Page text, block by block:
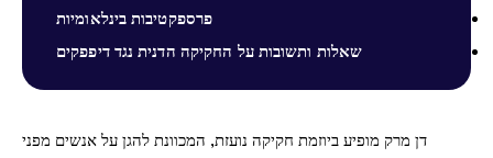
פרספקטיבות בינלאומיות
שאלות ותשובות על החקיקה הדנית נגד דיפפקים
דן מרק מופיע ביוזמת חקיקה נועזת, המכוונת להגן על אנשים מפני